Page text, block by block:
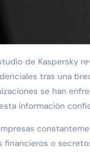
tras una
se han
información
financieros o